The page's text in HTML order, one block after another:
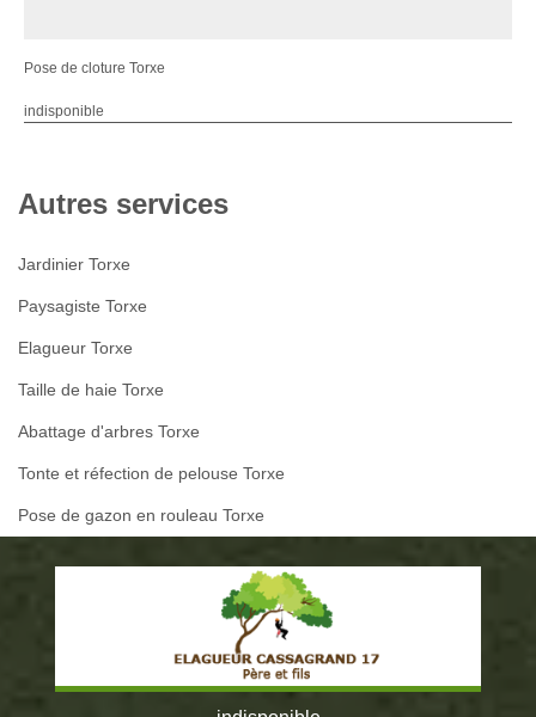
Pose de cloture Torxe
indisponible
Autres services
Jardinier Torxe
Paysagiste Torxe
Elagueur Torxe
Taille de haie Torxe
Abattage d'arbres Torxe
Tonte et réfection de pelouse Torxe
Pose de gazon en rouleau Torxe